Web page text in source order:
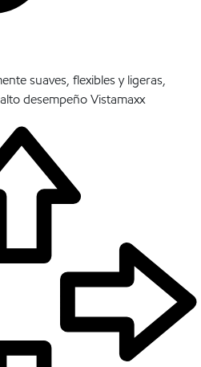
suaves, flexibles y ligeras,
desempeño Vistamaxx